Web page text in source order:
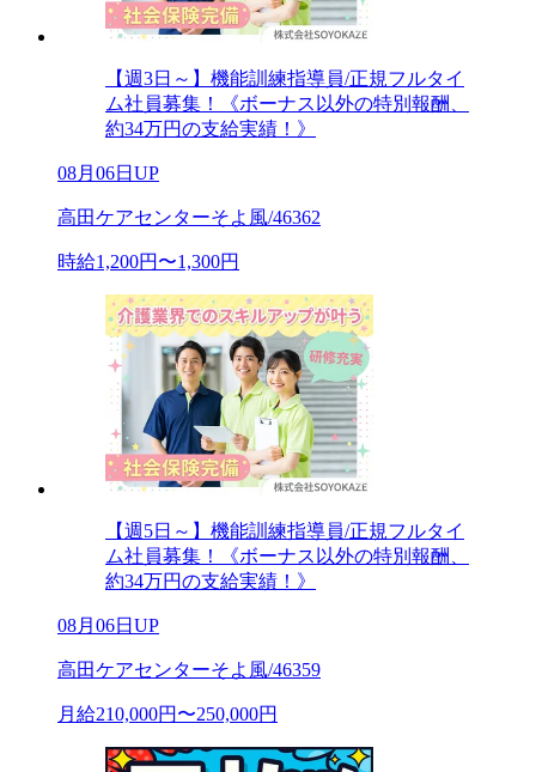
【週3日～】機能訓練指導員/正規フルタイ
ム社員募集！《ボーナス以外の特別報酬、
約34万円の支給実績！》
08月06日UP
高田ケアセンターそよ風/46362
時給1,200円〜1,300円
【週5日～】機能訓練指導員/正規フルタイ
ム社員募集！《ボーナス以外の特別報酬、
約34万円の支給実績！》
08月06日UP
高田ケアセンターそよ風/46359
月給210,000円〜250,000円